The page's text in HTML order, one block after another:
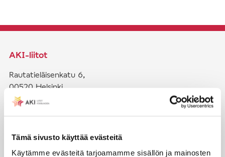
Tämä sivusto käyttää evästeitä
Käytämme evästeitä tarjoamamme sisällön ja mainosten
AKI-liitot
Rautatieläisenkatu 6,
00520 Helsinki
puh. (09) 4270 1503
Seuraa meitä somessa: